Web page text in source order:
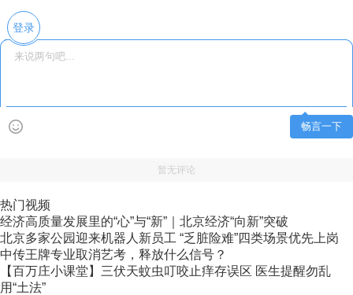
登录
畅言一下
暂无评论
热门视频
经济高质量发展里的“心”与“新”｜北京经济“向新”突破
北京多家公园迎来机器人新员工 “乏脏险难”四类场景优先上岗
中传王牌专业取消艺考，释放什么信号？
【百万庄小课堂】三伏天蚊虫叮咬止痒存误区 医生提醒勿乱
用“土法”